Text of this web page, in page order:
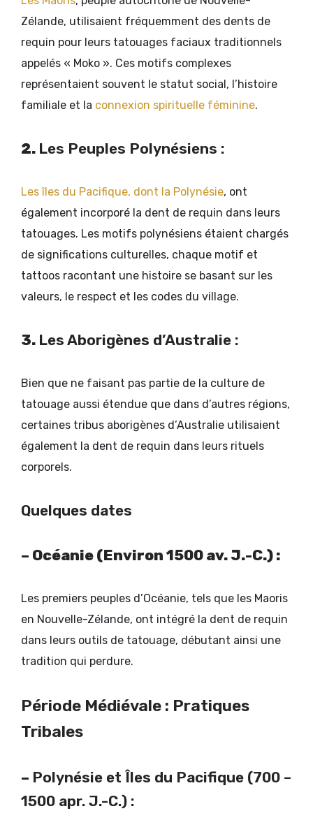
Zélande, utilisaient fréquemment des dents de
requin pour leurs tatouages faciaux traditionnels
appelés « Moko ». Ces motifs complexes
représentaient souvent le statut social, l’histoire
familiale et la connexion spirituelle féminine.
2. Les Peuples Polynésiens :
Les îles du Pacifique, dont la Polynésie, ont
également incorporé la dent de requin dans leurs
tatouages. Les motifs polynésiens étaient chargés
de significations culturelles, chaque motif et
tattoos racontant une histoire se basant sur les
valeurs, le respect et les codes du village.
3. Les Aborigènes d’Australie :
Bien que ne faisant pas partie de la culture de
tatouage aussi étendue que dans d’autres régions,
certaines tribus aborigènes d’Australie utilisaient
également la dent de requin dans leurs rituels
corporels.
Quelques dates
– Océanie (Environ 1500 av. J.-C.) :
Les premiers peuples d’Océanie, tels que les Maoris
en Nouvelle-Zélande, ont intégré la dent de requin
dans leurs outils de tatouage, débutant ainsi une
tradition qui perdure.
Période Médiévale : Pratiques
Tribales
– Polynésie et Îles du Pacifique (700 –
1500 apr. J.-C.) :